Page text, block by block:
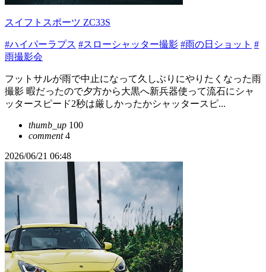
スイフトスポーツ ZC33S
#ハイパーラプス #スローシャッター撮影 #雨の日ショット #
雨撮影会
フットサルが雨で中止になって久しぶりにやりたくなった雨
撮影 暇だったので夕方から大黒へ新兵器使って流石にシャ
ッタースピード2秒は厳しかったかシャッタースピ...
thumb_up 100
comment4
2026/06/21 06:48